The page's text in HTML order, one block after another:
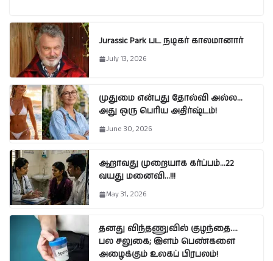
Jurassic Park பட நடிகர் காலமானார்
July 13, 2026
முதுமை என்பது தோல்வி அல்ல…
அது ஒரு பெரிய அதிர்ஷ்டம்!
June 30, 2026
ஆறாவது முறையாக கர்ப்பம்…22
வயது மனைவி…!!!
May 31, 2026
தனது விந்தணுவில் குழந்தை….
பல சலுகை; இளம் பெண்களை
அழைக்கும் உலகப் பிரபலம்!